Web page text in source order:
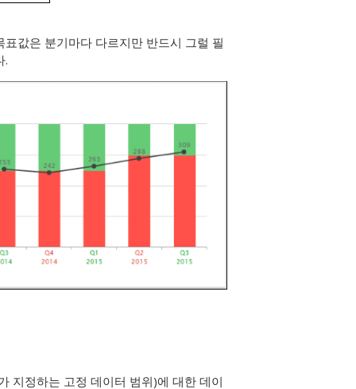
값은 분기마다 다르지만 반드시 그럴 필
.
지정하는 고정 데이터 범위)에 대한 데이